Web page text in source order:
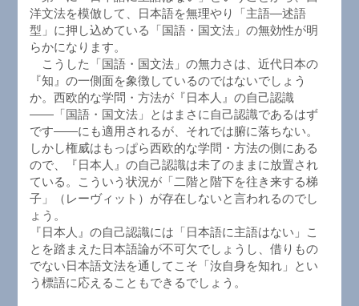
洋文法を模倣して、日本語を無理やり「主語―述語
型」に押し込めている「国語・国文法」の無効性が明
らかになります。
こうした「国語・国文法」の無力さは、近代日本の
『知』の一側面を象徴しているのではないでしょう
か。西欧的な学問・方法が『日本人』の自己認識
――「国語・国文法」とはまさに自己認識であるはず
です――にも適用されるが、それでは腑に落ちない。
しかし権威はもっぱら西欧的な学問・方法の側にある
ので、『日本人』の自己認識は未了のままに放置され
ている。こういう状況が「二階と階下を往き来する梯
子」（レーヴィット）が存在しないと言われるのでし
ょう。
『日本人』の自己認識には「日本語に主語はない」こ
とを踏まえた日本語論が不可欠でしょうし、借りもの
でない日本語文法を通してこそ「汝自身を知れ」とい
う標語に応えることもできるでしょう。